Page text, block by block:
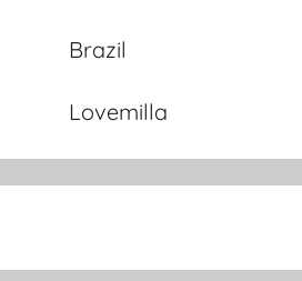
Brazil
Lovemilla